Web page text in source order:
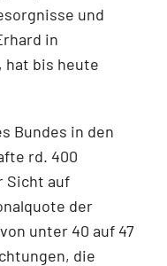
und
in
hat bis heute
Bundes in den
rd. 400
Sicht auf
der
unter 40 auf 47
die